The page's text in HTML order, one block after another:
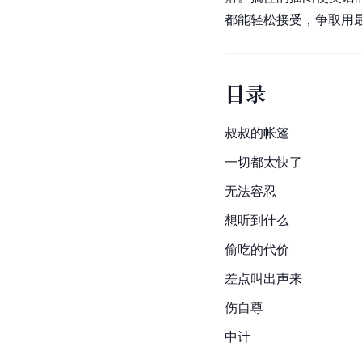
都能轻松接受，争取用
目录
叔叔的帐篷
一切都太快了
无法容忍
想听到什么
偷吃的代价
差点叫出声来
伤自尊
中计